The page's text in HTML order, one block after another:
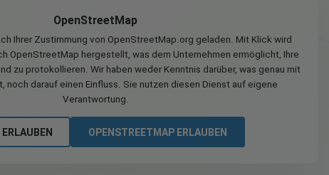
OpenStreetMap
Ihrer Zustimmung von OpenStreetMap.org geladen. Mit Klick wird
OpenStreetMap hergestellt, was dem Unternehmen ermöglicht, Ihre
zu protokollieren. Wir haben weder Kenntnis darüber, was genau mit
noch darauf einen Einfluss. Sie nutzen diesen Dienst auf eigene
Verantwortung.
OPENSTREETMAP ERLAUBEN